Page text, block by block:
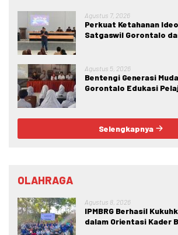
Agustus 7, 2026
Perkuat Ketahanan
Satgaswil Gorontalo
Kabila
Agustus 5, 2026
Bentengi Generasi
Gorontalo Edukasi
Selengkapnya
OLAHRAGA
Agustus 8, 2026
IPMBRG Berhasil
dalam Orientasi Kader